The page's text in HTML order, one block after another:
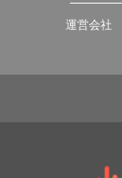
運営会社